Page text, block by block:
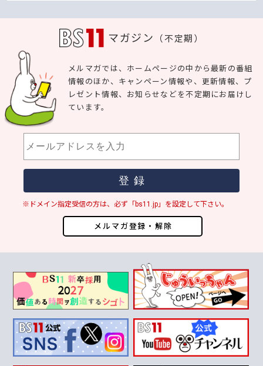
マガジン （不定期）
メルマガ登録・解除
メルマガでは、ホームページの中から最新の番組
情報のほか、キャンペーン情報や、更新情報、プ
レゼント情報、お知らせなどを不定期にお届けし
ています。
※ドメイン指定受信の方は、必ず「bs11.jp」を設定して下さい。